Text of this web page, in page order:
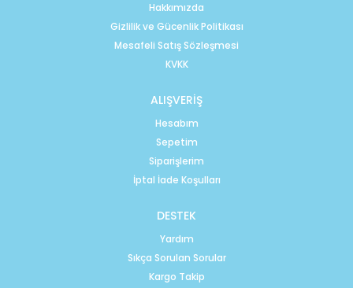
Hakkımızda
Gizlilik ve Gücenlik Politikası
Mesafeli Satış Sözleşmesi
KVKK
ALIŞVERİŞ
Hesabım
Sepetim
Siparişlerim
İptal İade Koşulları
DESTEK
Yardım
Sıkça Sorulan Sorular
Kargo Takip